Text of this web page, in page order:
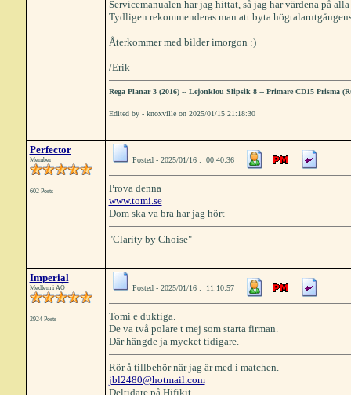
Servicemanualen har jag hittat, så jag har värdena på
Tydligen rekommenderas man att byta
Återkommer med bilder imorgon :)
/Erik
Rega Planar 3 (2016)-- Lejonklou Slipsik 8-- Primare CD15 Prisma
Edited by - knoxville on 2025/01/15 21:18:30
Perfector
Member
602 Posts
Posted - 2025/01/16 : 00:40:36
Prova denna
www.tomi.se
Dom ska va bra har jag hört
"Clarity by Choise"
Imperial
Medlem i AÖ
2924 Posts
Posted - 2025/01/16 : 11:10:57
Tomi e duktiga.
De va två polare t mej som starta firman.
Där hängde ja mycket tidigare.
Rör å tillbehör när jag är med i matchen.
jbl2480@hotmail.com
Deltidare på Hifikit